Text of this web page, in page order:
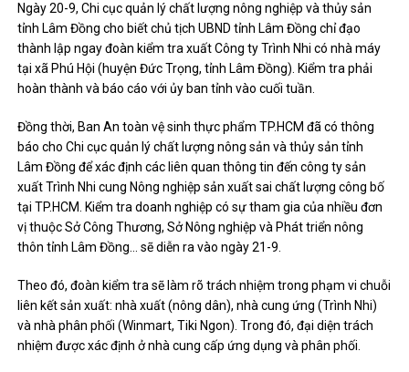
Ngày 20-9, Chi cục quản lý chất lượng nông nghiệp và thủy sản
tỉnh Lâm Đồng cho biết chủ tịch UBND tỉnh Lâm Đồng chỉ đạo
thành lập ngay đoàn kiểm tra xuất Công ty Trình Nhi có nhà máy
tại xã Phú Hội (huyện Đức Trọng, tỉnh Lâm Đồng). Kiểm tra phải
hoàn thành và báo cáo với ủy ban tỉnh vào cuối tuần.
Đồng thời, Ban An toàn vệ sinh thực phẩm TP.HCM đã có thông
báo cho Chi cục quản lý chất lượng nông sản và thủy sản tỉnh
Lâm Đồng để xác định các liên quan thông tin đến công ty sản
xuất Trình Nhi cung Nông nghiệp sản xuất sai chất lượng công bố
tại TP.HCM. Kiểm tra doanh nghiệp có sự tham gia của nhiều đơn
vị thuộc Sở Công Thương, Sở Nông nghiệp và Phát triển nông
thôn tỉnh Lâm Đồng… sẽ diễn ra vào ngày 21-9.
Theo đó, đoàn kiểm tra sẽ làm rõ trách nhiệm trong phạm vi chuỗi
liên kết sản xuất: nhà xuất (nông dân), nhà cung ứng (Trình Nhi)
và nhà phân phối (Winmart, Tiki Ngon). Trong đó, đại diện trách
nhiệm được xác định ở nhà cung cấp ứng dụng và phân phối.